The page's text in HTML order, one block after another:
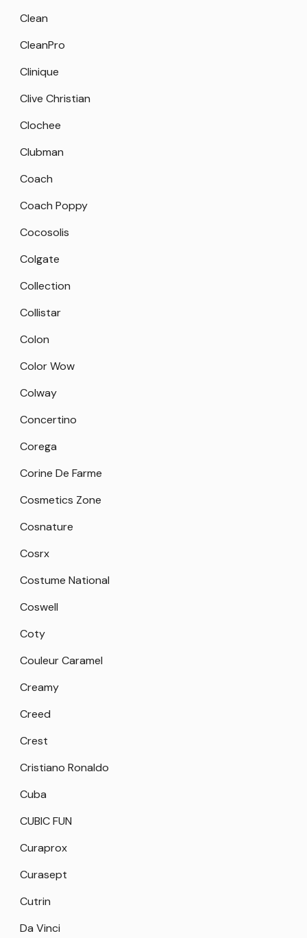
Clean
CleanPro
Clinique
Clive Christian
Clochee
Clubman
Coach
Coach Poppy
Cocosolis
Colgate
Collection
Collistar
Colon
Color Wow
Colway
Concertino
Corega
Corine De Farme
Cosmetics Zone
Cosnature
Cosrx
Costume National
Coswell
Coty
Couleur Caramel
Creamy
Creed
Crest
Cristiano Ronaldo
Cuba
CUBIC FUN
Curaprox
Curasept
Cutrin
Da Vinci